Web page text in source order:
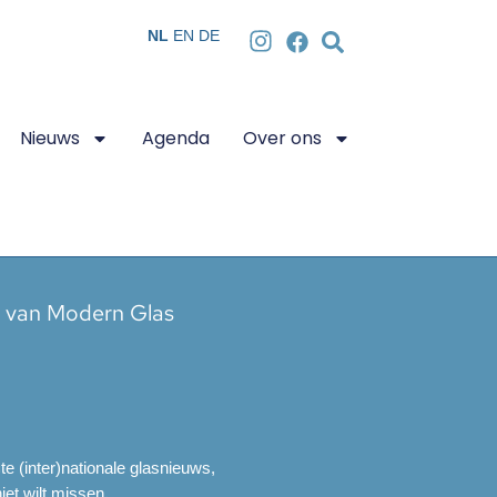
NL EN DE
Nieuws Agenda Over ons
Modern Glas
(inter)nationale glasnieuws,
wilt missen.